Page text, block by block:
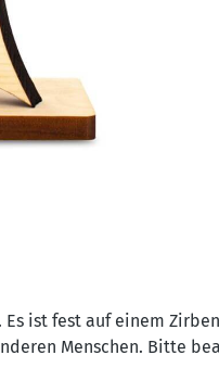
ist fest auf einem
Menschen. Bitte